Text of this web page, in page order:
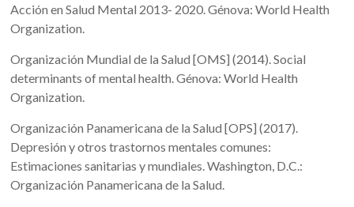
Acción en Salud Mental 2013- 2020. Génova: World Health
Organization.
Organización Mundial de la Salud [OMS] (2014). Social
determinants of mental health. Génova: World Health
Organization.
Organización Panamericana de la Salud [OPS] (2017).
Depresión y otros trastornos mentales comunes:
Estimaciones sanitarias y mundiales. Washington, D.C.:
Organización Panamericana de la Salud.